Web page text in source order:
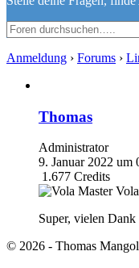
Anmeldung › Forums ›
Thomas
Administrator
9. Januar 2022 um
1.677 Credits
Super, vielen
© 2026 - Thomas